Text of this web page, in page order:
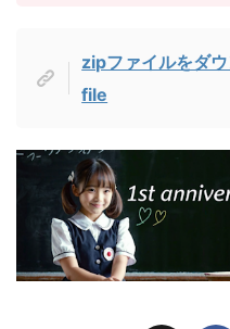
zipファイルをダ
file